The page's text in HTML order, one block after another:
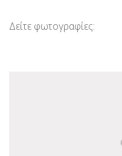
Δείτε φωτογραφίες: